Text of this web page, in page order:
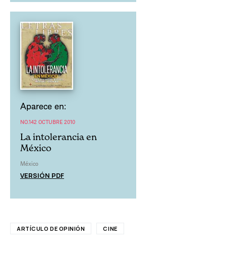
Aparece en:
NO.142 OCTUBRE 2010
La intolerancia en
México
México
VERSIÓN PDF
ARTÍCULO DE OPINIÓN CINE